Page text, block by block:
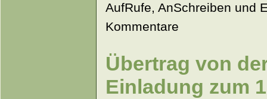
AufRufe, AnSchreiben und
Kommentare
Übertrag von
Einladung zum